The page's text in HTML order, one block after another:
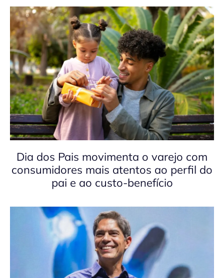
Dia dos Pais movimenta o varejo com
consumidores mais atentos ao perfil do
pai e ao custo-benefício